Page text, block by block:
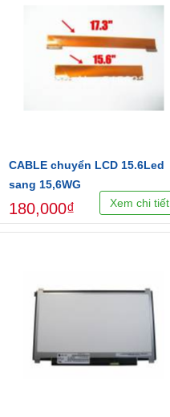
CABLE chuyển LCD 15.6Led
sang 15,6WG
180,000₫ Xem chi tiết